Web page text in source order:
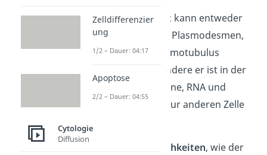
DerStofftransport kann entweder
allgemein über die Plasmodesmen,
oder über den Desmotubulus
ablaufen. Insbesondere er ist in der
Lage, Lipide, Proteine, RNA und
weitere Moleküle zur anderen Zelle
drei Möglichkeiten, wie der
Zelldifferenzier
ung
1/2 – Dauer: 04:17
Apoptose
2/2 – Dauer: 04:55
Cytologie
Diffusion